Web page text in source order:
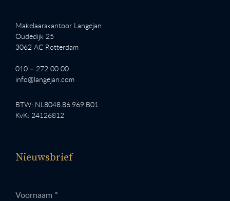
Makelaarskantoor Langejan
Oudedijk 25
3062 AC Rotterdam
010 – 272 00 00
info@langejan.com
BTW: NL8048.86.969.B01
KvK: 24126812
Nieuwsbrief
Voornaam *